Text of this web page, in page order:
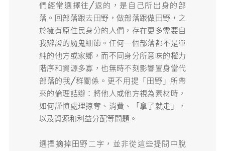
們經常選擇往╱返的，是自己所出身的部
落。回部落跟去田野，做部落跟做田野，之
於擁有原住民身分的人們，存在更多需要自
我辯證的魔鬼細節。任何一個部落都不是單
純的他方或家鄉，而不同身分所意味的權力
階序和資源多寡，也無時不刻影響置身當代
部落的我╱群關係。更不用提「田野」所帶
來的倫理詰辯：將他人或他方視為素材時，
如何謹慎處理掠奪、消費、「拿了就走」，
以及資源和利益分配等問題。
選擇摘掉田野二字，並非從這些提問中脫